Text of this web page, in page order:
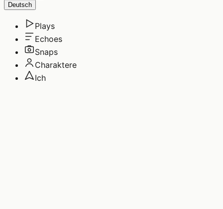
Deutsch
Plays
Echoes
Snaps
Charaktere
Ich